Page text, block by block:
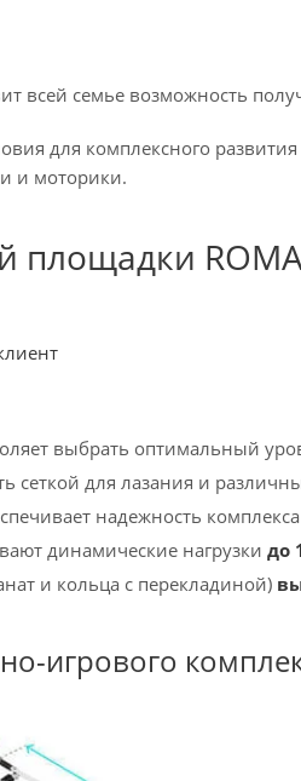
всей семье возможность
для комплексного
и моторики.
площадки
выбрать оптимальный
сеткой для лазания и
надежность комплекса
динамические нагрузки до
и кольца с перекладиной)
игрового